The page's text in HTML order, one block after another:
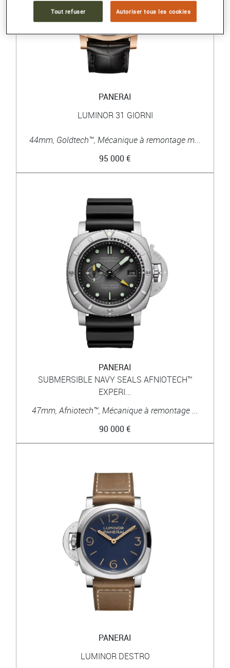
PANERAI
LUMINOR 31 GIORNI
44mm, Goldtech™, Mécanique à remontage m...
95 000 €
PANERAI
SUBMERSIBLE NAVY SEALS AFNIOTECH™
EXPERI...
47mm, Afniotech™, Mécanique à remontage ...
90 000 €
PANERAI
LUMINOR DESTRO
Tout refuser Autoriser tous les cookies